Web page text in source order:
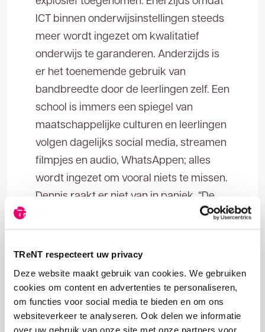
TReNT respecteert uw privacy
Deze website maakt gebruik van cookies. We gebruiken
cookies om content en advertenties te personaliseren,
om functies voor social media te bieden en om ons
websiteverkeer te analyseren. Ook delen we informatie
over uw gebruik van onze site met onze partners voor
ICT binnen onderwijsinstellingen steeds
meer wordt ingezet om kwalitatief
onderwijs te garanderen. Anderzijds is
er het toenemende gebruik van
bandbreedte door de leerlingen zelf. Een
school is immers een spiegel van
maatschappelijke culturen en leerlingen
volgen dagelijks social media, streamen
filmpjes en audio, WhatsAppen; alles
wordt ingezet om vooral niets te missen.
Dennis raakt er niet van in paniek. “De
enorme bandbreedte is de kracht van
dark fiber. We zitten wat dat betreft in
een ruim jasje. Als een leraar video wil
probleem’. We hoeven niet na te denken
of er genoeg ruimte is, ook niet als deze
groei zich doorzet. Dat geeft rust.”
Bedankt voor uw aanvraag. U ontvangt zo
spoedig mogelijk een reactie.